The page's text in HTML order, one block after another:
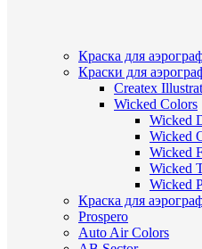
Краска для
Краски для
Createx
Wicked Colors
Wicked
Wicked
Wicked
Wicked
Wicked
Краска для
Prospero
Auto Air Colors